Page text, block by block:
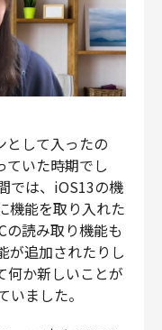
として入ったの
ていた時期でし
では、iOS13の機
機能を取り入れた
の読み取り機能も
が追加されたりし
何か新しいことが
ました。